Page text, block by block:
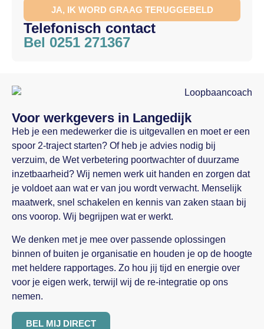
JA, IK WORD GRAAG TERUGGEBELD
Telefonisch contact
Bel 0251 271367
Voor werkgevers in Langedijk
Heb je een medewerker die is uitgevallen en moet er een
spoor 2-traject starten? Of heb je advies nodig bij
verzuim, de Wet verbetering poortwachter of duurzame
inzetbaarheid? Wij nemen werk uit handen en zorgen dat
je voldoet aan wat er van jou wordt verwacht. Menselijk
maatwerk, snel schakelen en kennis van zaken staan bij
ons voorop. Wij begrijpen wat er werkt.
We denken met je mee over passende oplossingen
binnen of buiten je organisatie en houden je op de hoogte
met heldere rapportages. Zo hou jij tijd en energie over
voor je eigen werk, terwijl wij de re-integratie op ons
nemen.
BEL MIJ DIRECT